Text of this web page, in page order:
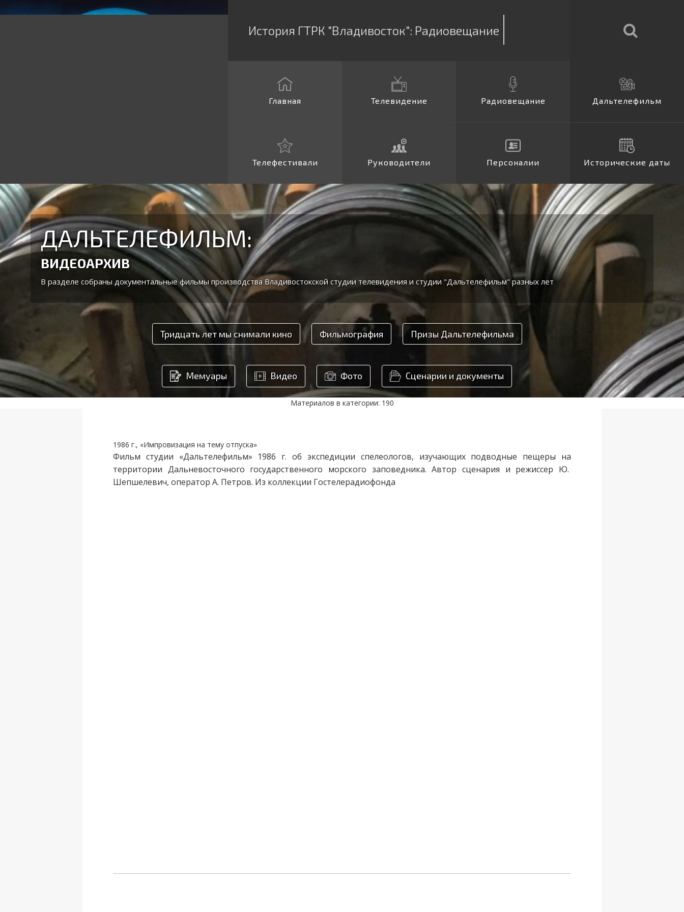
История ГТРК "Владивосток": Радиовещание
Главная Телевидение Радиовещание Дальтелефильм
Телефестивали Руководители Персоналии Исторические даты
ДАЛЬТЕЛЕФИЛЬМ:
ВИДЕОАРХИВ
В разделе собраны документальные фильмы производства Владивостокской студии телевидения и студии "Дальтелефильм" разных лет
Тридцать лет мы снимали кино Фильмография Призы Дальтелефильма
Мемуары Видео Фото Сценарии и документы
Материалов в категории: 190
1986 г., «Импровизация на тему отпуска»
Фильм студии «Дальтелефильм» 1986 г. об экспедиции спелеологов, изучающих подводные пещеры на
территории Дальневосточного государственного морского заповедника. Автор сценария и режиссер Ю.
Шепшелевич, оператор А. Петров. Из коллекции Гостелерадиофонда